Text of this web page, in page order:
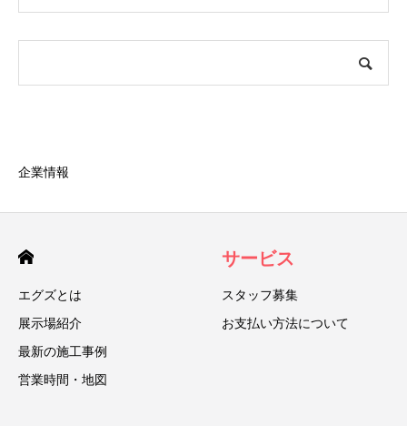
企業情報
エグズとは
展示場紹介
最新の施工事例
営業時間・地図
サービス
スタッフ募集
お支払い方法について